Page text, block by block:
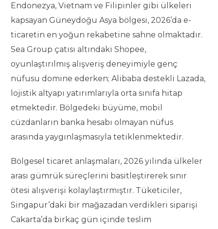
Endonezya, Vietnam ve Filipinler gibi ülkeleri
kapsayan Güneydoğu Asya bölgesi, 2026’da e-
ticaretin en yoğun rekabetine sahne olmaktadır.
Sea Group çatısı altındaki Shopee,
oyunlaştırılmış alışveriş deneyimiyle genç
nüfusu domine ederken; Alibaba destekli Lazada,
lojistik altyapı yatırımlarıyla orta sınıfa hitap
etmektedir. Bölgedeki büyüme, mobil
cüzdanların banka hesabı olmayan nüfus
arasında yaygınlaşmasıyla tetiklenmektedir.
Bölgesel ticaret anlaşmaları, 2026 yılında ülkeler
arası gümrük süreçlerini basitleştirerek sınır
ötesi alışverişi kolaylaştırmıştır. Tüketiciler,
Singapur’daki bir mağazadan verdikleri siparişi
Cakarta’da birkaç gün içinde teslim